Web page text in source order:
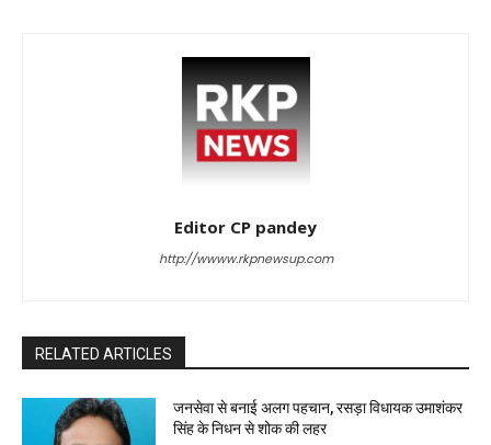
Editor CP pandey
http://wwww.rkpnewsup.com
RELATED ARTICLES
जनसेवा से बनाई अलग पहचान, रसड़ा विधायक उमाशंकर
सिंह के निधन से शोक की लहर